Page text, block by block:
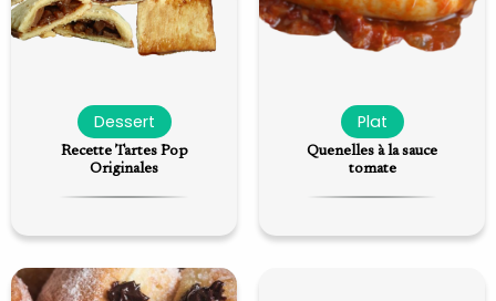
Dessert
Recette Tartes Pop
Originales
Plat
Quenelles à la sauce
tomate